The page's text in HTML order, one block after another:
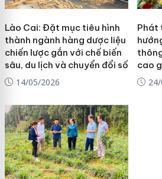
Lào Cai: Đặt mục tiêu hình
thành ngành hàng dược liệu
chiến lược gắn với chế biến
sâu, du lịch và chuyển đổi số
14/05/2026
Phát
cao